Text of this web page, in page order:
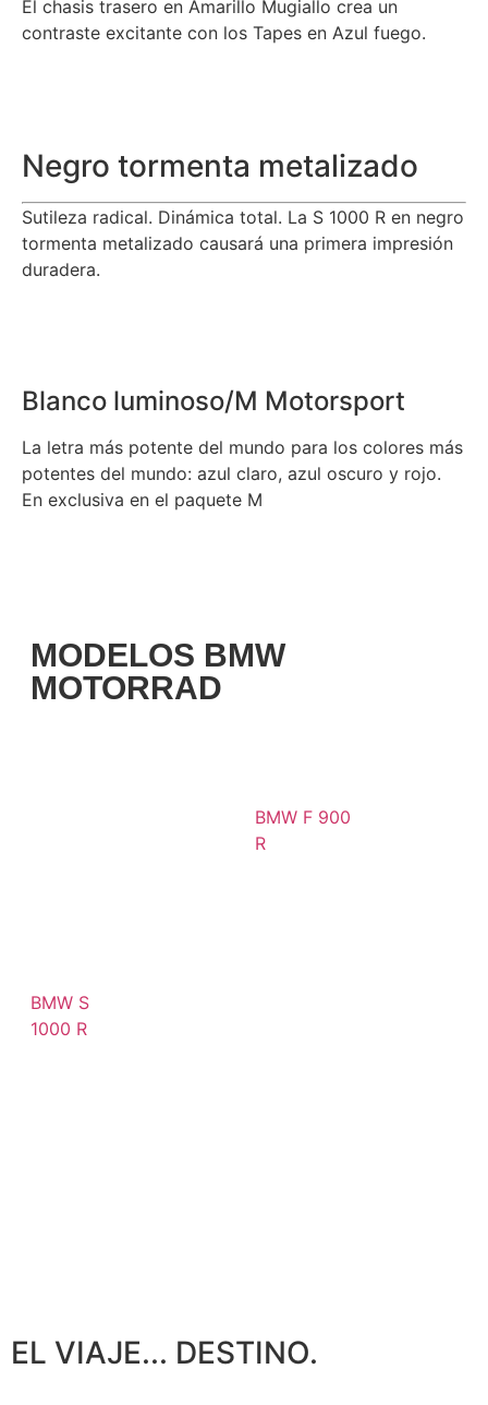
El chasis trasero en Amarillo Mugiallo crea un
contraste excitante con los Tapes en Azul fuego.
Negro tormenta metalizado
Sutileza radical. Dinámica total. La S 1000 R en negro
tormenta metalizado causará una primera impresión
duradera.
Blanco luminoso/M Motorsport
La letra más potente del mundo para los colores más
potentes del mundo: azul claro, azul oscuro y rojo.
En exclusiva en el paquete M
MODELOS BMW
MOTORRAD
BMW F 900
R
BMW S
1000 R
EL VIAJE... DESTINO.